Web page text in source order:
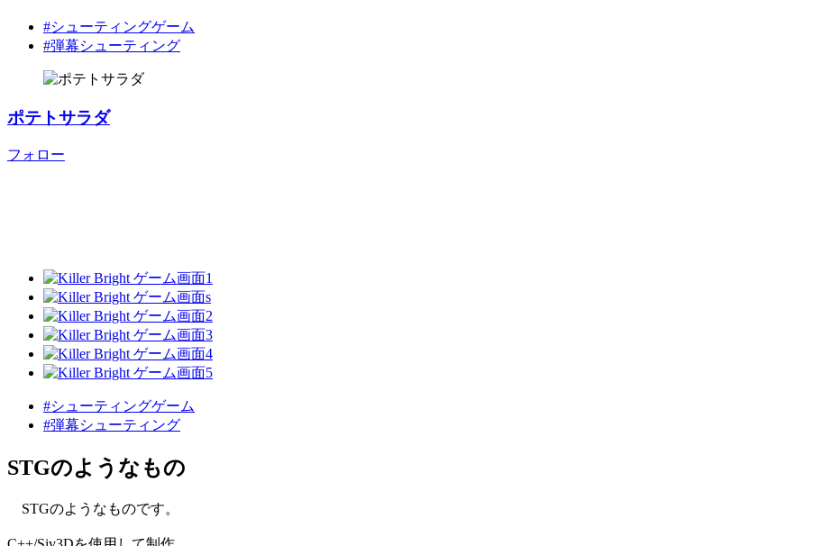
#シューティングゲーム
#弾幕シューティング
ポテトサラダ
フォロー
#シューティングゲーム
#弾幕シューティング
STGのようなもの
STGのようなものです。